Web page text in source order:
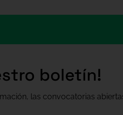
boletín!
las convocatorias